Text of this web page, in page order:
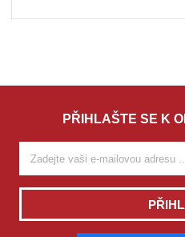
PŘIHLAŠTE SE K